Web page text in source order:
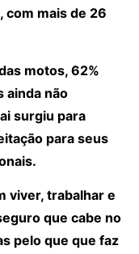
com mais de 26
motos, 62%
ainda não
surgiu para
para seus
viver, trabalhar e
que cabe no
pelo que que faz